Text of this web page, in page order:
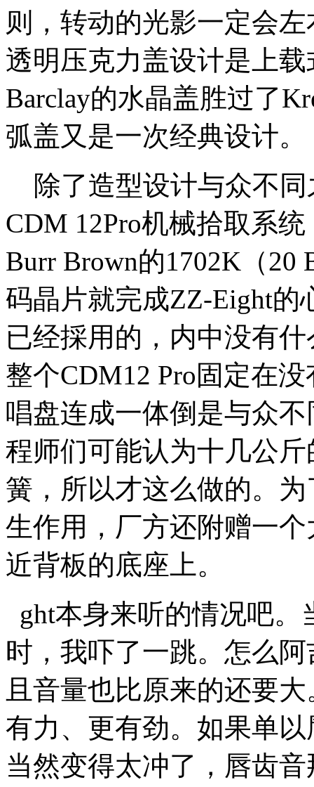
则，转动的光影一定会
透明压克力盖设计是上
Barclay的水晶盖胜过了
弧盖又是一次经典设计。
除了造型设计与众不同
CDM 12Pro机械拾取系
Burr Brown的1702K（20
码晶片就完成ZZ-Eight的
已经採用的，内中没有
整个CDM12 Pro固定在
唱盘连成一体倒是与众
程师们可能认为十几公
簧，所以才这么做的。
生作用，厂方还附赠一
近背板的底座上。
ght本身来听的情况吧
时，我吓了一跳。怎么
且音量也比原来的还要
有力、更有劲。如果单
当然变得太冲了，唇齿